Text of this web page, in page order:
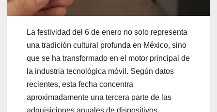
La festividad del 6 de enero no solo representa
una tradición cultural profunda en México, sino
que se ha transformado en el motor principal de
la industria tecnológica móvil. Según datos
recientes, esta fecha concentra
aproximadamente una tercera parte de las